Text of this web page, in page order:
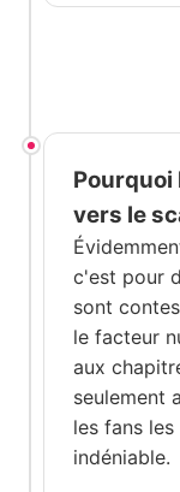
vers le
c'est pour
sont
le facteur
aux
seulement
les fans
indéniable.